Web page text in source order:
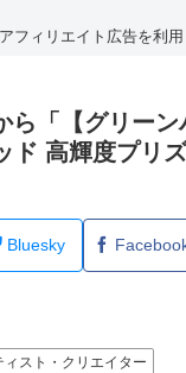
フィリエイト広告を利用
ら「【グリー
ド 高輝度プリズ
Bluesky
ィスト・クリエイター